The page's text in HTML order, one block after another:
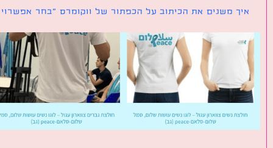
משנים את הכיתוב על הכפתור של ווקומרס ״בחר אפשרויות״